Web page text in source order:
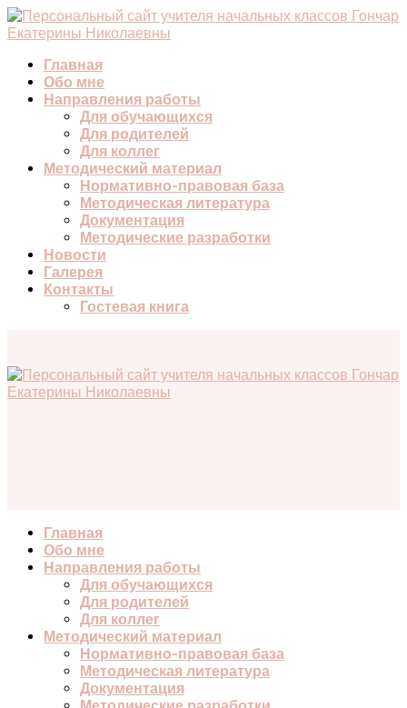
Главная
Обо мне
Направления работы
Для обучающихся
Для родителей
Для коллег
Методический материал
Нормативно-правовая база
Методическая литература
Документация
Методические разработки
Новости
Галерея
Контакты
Гостевая книга
Главная
Обо мне
Направления работы
Для обучающихся
Для родителей
Для коллег
Методический материал
Нормативно-правовая база
Методическая литература
Документация